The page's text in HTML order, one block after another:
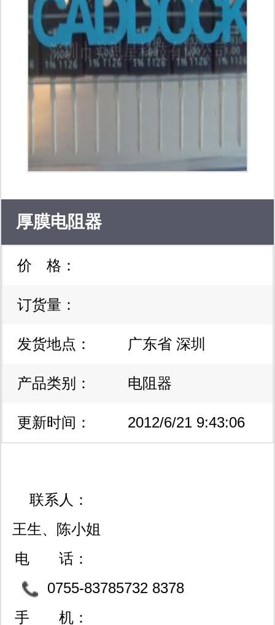
状态，能满足客户各种技术要求，受到
客户广泛好评.秉承“品质第一,诚信双
赢”“勤奋负责,价格优势”的经营理念来
赢得市场. 公司专营二三极管 电源管
肖特基 快恢复二极管 三端稳压管 对管
货！ 产品应用范围：汽车、摩托车、
电动车、电动工具、电机调速、逆变
器、不间断电源、电子开关、高保真音
响、汽车电器、平板电视、led照明、
温、调速电路、洗衣机、微波炉、空调
等行业。欢迎广大新老客户来人来电以
及厂商前来洽谈合作,共谋发展和建立
发k8官网登录vip的合作伙伴! 批发零
售，量大更优！
厚膜电阻器
价 格：
订货量：
发货地点： 广东省 深圳
产品类别： 电阻器
更新时间： 2012/6/21 9:43:06
联系人：
王生、陈小姐
电 话：
0755-83785732 8378
5735
手 机：